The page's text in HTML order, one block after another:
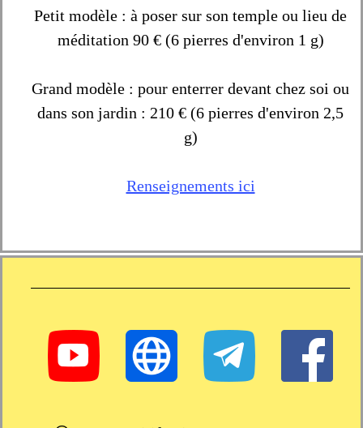
Petit modèle : à poser sur son temple ou lieu de
méditation 90 € (6 pierres d'environ 1 g)
Grand modèle : pour enterrer devant chez soi ou
dans son jardin : 210 € (6 pierres d'environ 2,5
g)
Renseignements ici